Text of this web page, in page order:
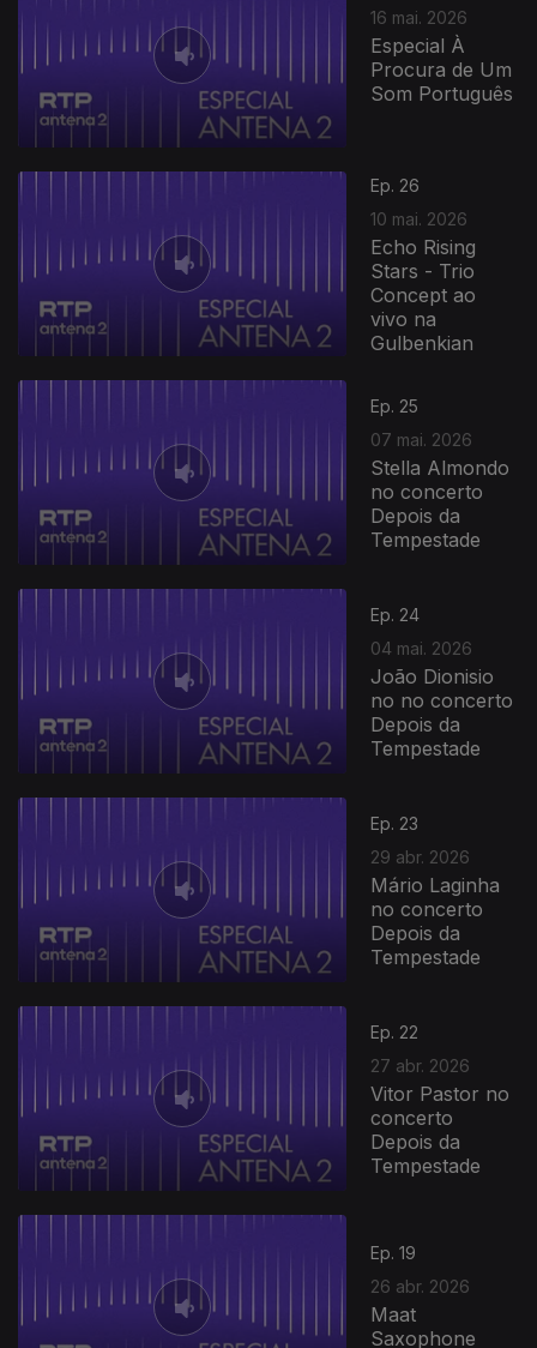
16 mai. 2026
Especial À
Procura de Um
Som Português
Ep. 26
10 mai. 2026
Echo Rising
Stars - Trio
Concept ao
vivo na
Gulbenkian
Ep. 25
07 mai. 2026
Stella Almondo
no concerto
Depois da
Tempestade
Ep. 24
04 mai. 2026
João Dionisio
no no concerto
Depois da
Tempestade
Ep. 23
29 abr. 2026
Mário Laginha
no concerto
Depois da
Tempestade
Ep. 22
27 abr. 2026
Vitor Pastor no
concerto
Depois da
Tempestade
Ep. 19
26 abr. 2026
Maat
Saxophone